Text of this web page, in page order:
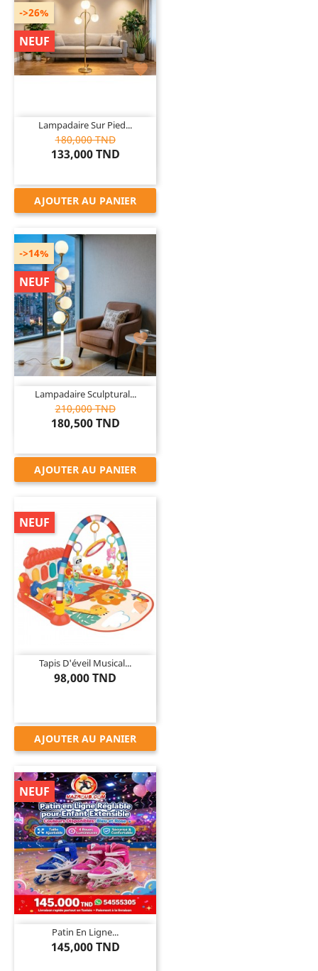

Lampadaire Sur Pied...
180,000 TND
133,000 TND
->26%
NEUF
AJOUTER AU PANIER

Lampadaire Sculptural...
210,000 TND
180,500 TND
->14%
NEUF
AJOUTER AU PANIER

Tapis D'éveil Musical...
98,000 TND
NEUF
AJOUTER AU PANIER

Patin En Ligne...
145,000 TND
NEUF